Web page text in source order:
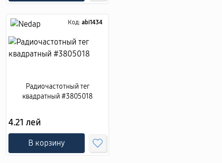
Код: abi1434
Радиочастотный тег
квадратный #3805018
4.21 лей
В корзину